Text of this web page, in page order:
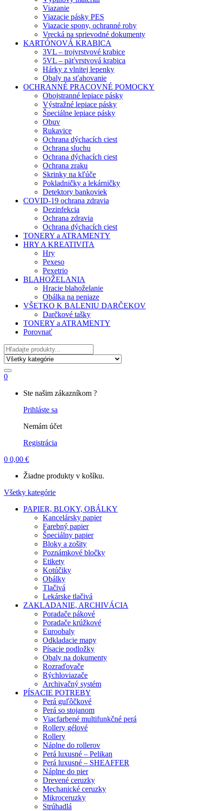
Viazanie
Viazacie pásky PES
Viazacie spony, ochranné rohy
Vrecká na sprievodné dokumenty
KARTÓNOVÁ KRABICA
3VL – trojvrstvové krabice
5VL – päťvrstvová krabica
Hárky z vlnitej lepenky
Obaly na sťahovanie
OCHRANNÉ PRACOVNÉ POMOCKY
Obojstranné lepiace pásky
Výstražné lepiace pásky
Špeciálne lepiace pásky
Obuv
Rukavice
Ochrana dýchacích ciest
Ochrana sluchu
Ochrana dýchacích ciest
Ochrana zraku
Skrinky na kľúče
Pokladničky a lekárničky
Detektory bankoviek
COVID-19 ochrana zdravia
Dezinfekcia
Ochrana zdravia
Ochrana dýchacích ciest
TONERY a ATRAMENTY
HRY A KREATIVITA
Hry
Pexeso
Pexetrio
BLAHOŽELANIA
Hracie blahoželanie
Obálka na peniaze
VŠETKO K BALENIU DARČEKOV
Darčkové tašky
TONERY a ATRAMENTY
Porovnať
Hľadať
0
Ste našim zákazníkom ?
Prihláste sa
Nemám účet
Registrácia
0 0,00 €
Žiadne produkty v košíku.
Všetky kategórie
PAPIER, BLOKY, OBÁLKY
Kancelársky papier
Farebný papier
Špeciálny papier
Bloky a zošity
Poznámkové bločky
Etikety
Kotúčiky
Obálky
Tlačivá
Lekárske tlačivá
ZAKLADANIE, ARCHIVÁCIA
Poradače pákové
Poradače krúžkové
Euroobaly
Odkladacie mapy
Písacie podložky
Obaly na dokumenty
Rozraďovače
Rýchloviazače
Archivačný systém
PÍSACIE POTREBY
Perá guľôčkové
Perá so stojanom
Viacfarbené multifunkčné perá
Rollery gélové
Rollery
Náplne do rollerov
Perá luxusné – Pelikan
Perá luxusné – SHEAFFER
Náplne do pier
Drevené ceruzky
Mechanické ceruzky
Mikroceruzky
Strúhadlá